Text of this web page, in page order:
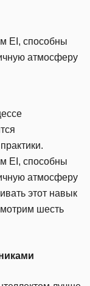
EI, способны
атмосферу
EI, способны
атмосферу
этот навык
шесть